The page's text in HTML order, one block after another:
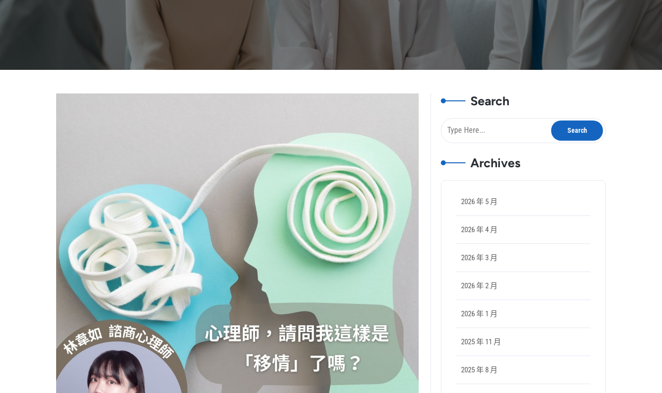
Search
Archives
2026 年 5 月
2026 年 4 月
2026 年 3 月
2026 年 2 月
2026 年 1 月
2025 年 11 月
2025 年 8 月